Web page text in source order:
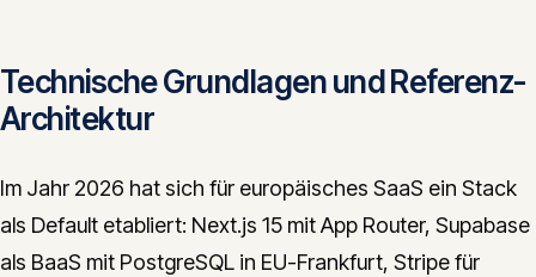
Technische Grundlagen und Referenz-
Architektur
Im Jahr 2026 hat sich für europäisches SaaS ein Stack
als Default etabliert: Next.js 15 mit App Router, Supabase
als BaaS mit PostgreSQL in EU-Frankfurt, Stripe für